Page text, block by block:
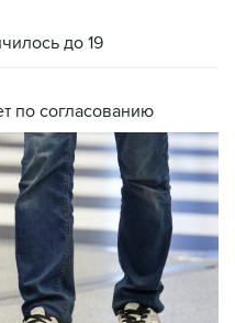
до 19
по согласованию